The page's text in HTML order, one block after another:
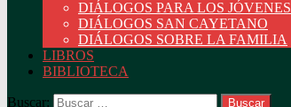
DIÁLOGOS PARA LOS JÓVENES
DIÁLOGOS SAN CAYETANO
DIÁLOGOS SOBRE LA FAMILIA
LIBROS
BIBLIOTECA
Buscar: